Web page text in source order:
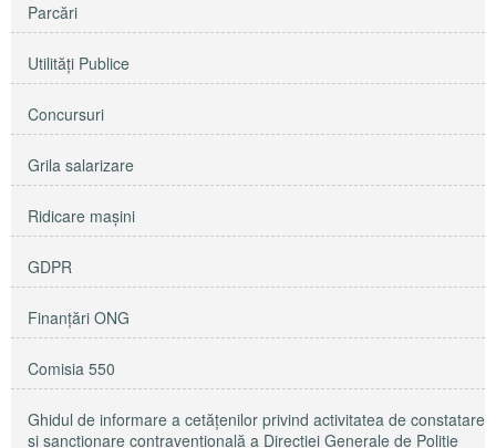
Parcări
Utilităţi Publice
Concursuri
Grila salarizare
Ridicare maşini
GDPR
Finanțări ONG
Comisia 550
Ghidul de informare a cetățenilor privind activitatea de constatare
și sancționare contravențională a Direcției Generale de Poliție